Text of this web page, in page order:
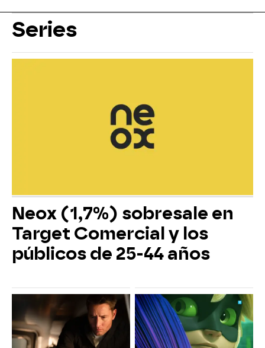
Series
Neox (1,7%) sobresale en
Target Comercial y los
públicos de 25-44 años